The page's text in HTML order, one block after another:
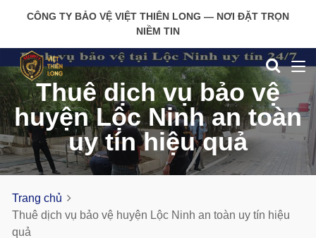
CÔNG TY BẢO VỆ VIỆT THIÊN LONG — NƠI ĐẶT TRỌN
NIỀM TIN
Thuê dịch vụ bảo vệ
huyện Lộc Ninh an toàn
uy tín hiệu quả
Trang chủ
Thuê dịch vụ bảo vệ huyện Lộc Ninh an toàn uy tín hiệu
quả